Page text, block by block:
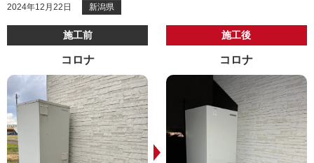
2024年12月22日 新潟県
施工前
コロナ
施工後
コロナ